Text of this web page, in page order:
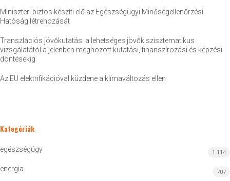
Miniszteri biztos készíti elő az Egészségügyi Minőségellenőrzési
Hatóság létrehozását
Transzlációs jövőkutatás: a lehetséges jövők szisztematikus
vizsgálatától a jelenben meghozott kutatási, finanszírozási és képzési
döntésekig
Az EU elektrifikációval küzdene a klímaváltozás ellen
Kategóriák
egészségügy 1 114
energia 707